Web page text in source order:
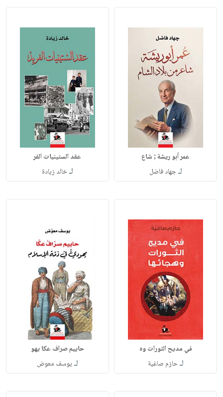
عمر أبو ريشة ; شاع
لـجهاد فاضل
عقد الستينيات الفر
لـخالد زيادة
في مديح الثورات وه
لـحازم صاغية
حاييم صراف عكا يهو
لـ يوسف معوض